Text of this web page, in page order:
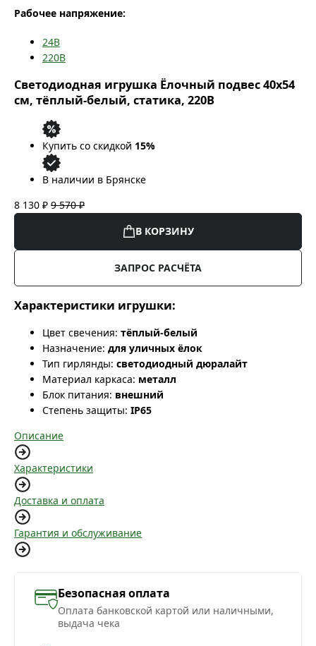
Рабочее напряжение:
24В
220В
Светодиодная игрушка Ёлочный подвес 40x54
см, тёплый-белый, статика, 220В
Купить со скидкой 15%
В наличии в Брянске
8 130 ₽ 9 570 ₽
В КОРЗИНУ
ЗАПРОС РАСЧЁТА
Характеристики игрушки:
Цвет свечения: тёплый-белый
Назначение: для уличных ёлок
Тип гирлянды: светодиодный дюралайт
Материал каркаса: металл
Блок питания: внешний
Степень защиты: IP65
Описание
Характеристики
Доставка и оплата
Гарантия и обслуживание
Безопасная оплата
Оплата банковской картой или наличными,
выдача чека